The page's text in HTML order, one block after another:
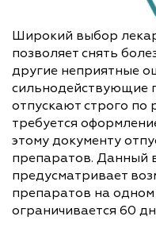
Широкий выбор
позволяет снять
другие неприятные
сильнодействующие
отпускают строго по
требуется
этому документу
препаратов. Данный
предусматривает
препаратов на одном
ограничивается 60